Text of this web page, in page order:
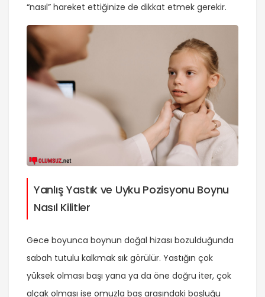
“nasıl” hareket ettiğinize de dikkat etmek gerekir.
Yanlış Yastık ve Uyku Pozisyonu Boynu
Nasıl Kilitler
Gece boyunca boynun doğal hizası bozulduğunda
sabah tutulu kalkmak sık görülür. Yastığın çok
yüksek olması başı yana ya da öne doğru iter, çok
alçak olması ise omuzla baş arasındaki boşluğu